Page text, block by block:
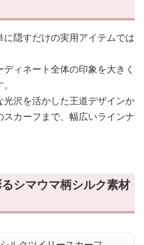
隠すだけの実用アイテムでは
ィネート全体の印象を大きく
沢を活かした王道デザインか
カーフまで、幅広いラインナ
シマウマ柄シルク素材